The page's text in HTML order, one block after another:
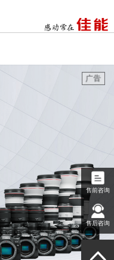
售前咨询
售后咨询